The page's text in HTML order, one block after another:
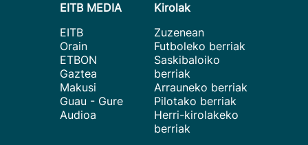
EITB MEDIA
EITB
Orain
ETBON
Gaztea
Makusi
Guau - Gure
Audioa
Kirolak
Zuzenean
Futboleko berriak
Saskibaloiko
berriak
Arrauneko berriak
Pilotako berriak
Herri-kirolakeko
berriak